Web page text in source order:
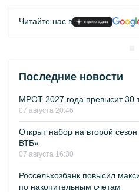
Читайте нас в
Последние новости
МРОТ 2027 года превысит 30
07 августа 20:46
Открыт набор на второй
ВТБ»
07 августа 16:30
Россельхозбанк повысил
по накопительным счетам